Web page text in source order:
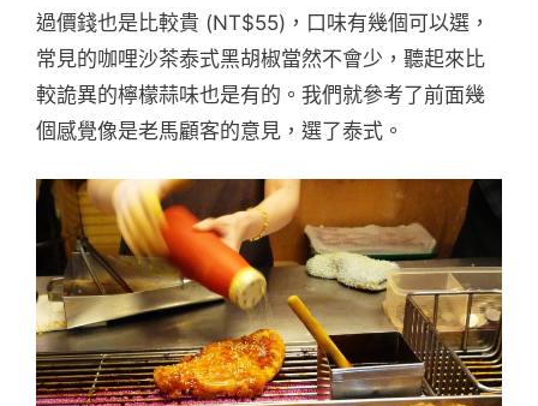
過價錢也是比較貴 (NT$55)，口味有幾個可以選，
常見的咖哩沙茶泰式黑胡椒當然不會少，聽起來比
較詭異的檸檬蒜味也是有的。我們就參考了前面幾
個感覺像是老馬顧客的意見，選了泰式。